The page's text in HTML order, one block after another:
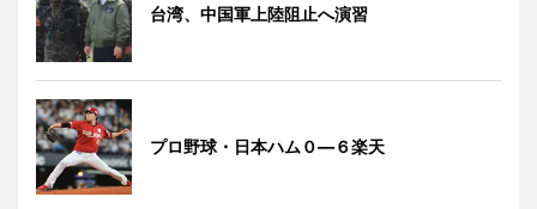
台湾、中国軍上陸阻止へ演習
プロ野球・日本ハム０―６楽天